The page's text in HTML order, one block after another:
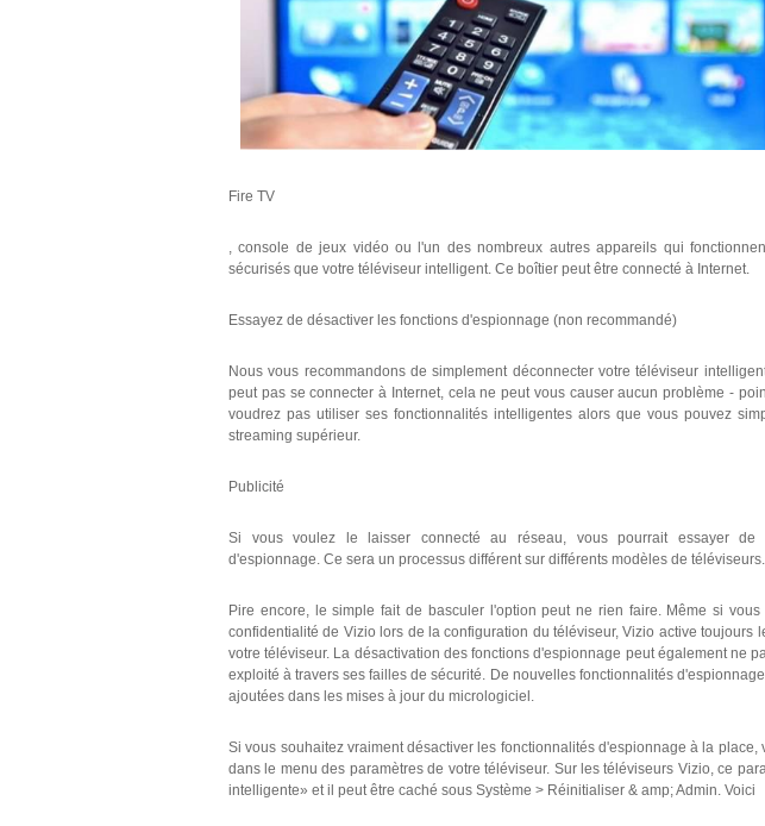
Fire TV
, console de jeux vidéo ou l'un des nombreux autres appareils qui
sécurisés que votre téléviseur intelligent. Ce boîtier peut être connecté à Internet.
Essayez de désactiver les fonctions d'espionnage (non recommandé)
Nous vous recommandons de simplement déconnecter votre téléviseur
peut pas se connecter à Internet, cela ne peut vous causer aucun problème -
voudrez pas utiliser ses fonctionnalités intelligentes alors que vous pouvez
streaming supérieur.
Publicité
Si vous voulez le laisser connecté au réseau, vous pourrait essayer de
d'espionnage. Ce sera un processus différent sur différents modèles de téléviseurs.
Pire encore, le simple fait de basculer l'option peut ne rien faire. Même si
confidentialité de Vizio lors de la configuration du téléviseur, Vizio active toujours
votre téléviseur. La désactivation des fonctions d'espionnage peut également ne
exploité à travers ses failles de sécurité. De nouvelles fonctionnalités
ajoutées dans les mises à jour du micrologiciel.
Si vous souhaitez vraiment désactiver les fonctionnalités d'espionnage à la place,
dans le menu des paramètres de votre téléviseur. Sur les téléviseurs Vizio, ce
intelligente» et il peut être caché sous Système > Réinitialiser & amp; Admin. Voici